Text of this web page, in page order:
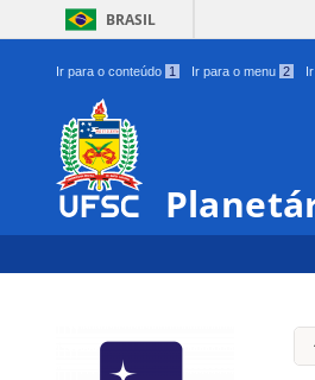
BRASIL
Ir para o conteúdo 1 Ir para o menu 2